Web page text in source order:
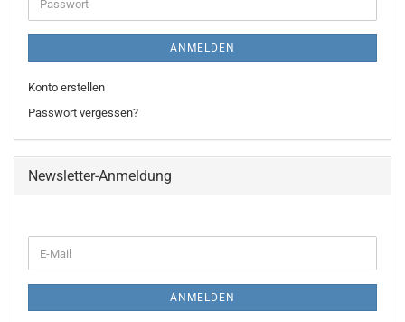
ANMELDEN
Konto erstellen
Passwort vergessen?
Newsletter-Anmeldung
ZUR
E-
Mail
ANMELDEN